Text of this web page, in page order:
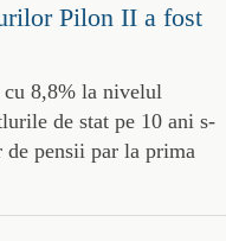
Pilon II a fost
cu 8,8% la nivelul
de stat pe 10 ani s-
pensii par la prima